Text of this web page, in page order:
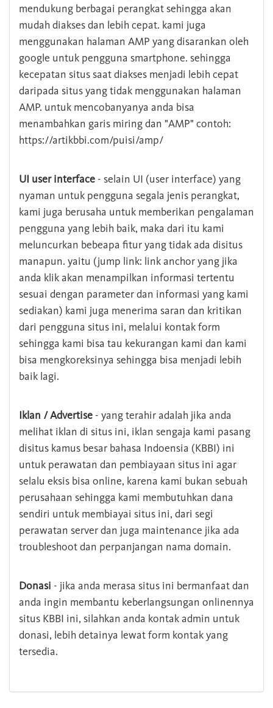
mendukung berbagai perangkat sehingga akan
mudah diakses dan lebih cepat. kami juga
menggunakan halaman AMP yang disarankan oleh
google untuk pengguna smartphone. sehingga
kecepatan situs saat diakses menjadi lebih cepat
daripada situs yang tidak menggunakan halaman
AMP. untuk mencobanyanya anda bisa
menambahkan garis miring dan "AMP" contoh:
https://artikbbi.com/puisi/amp/
UI user interface - selain UI (user interface) yang
nyaman untuk pengguna segala jenis perangkat,
kami juga berusaha untuk memberikan pengalaman
pengguna yang lebih baik, maka dari itu kami
meluncurkan bebeapa fitur yang tidak ada disitus
manapun. yaitu (jump link: link anchor yang jika
anda klik akan menampilkan informasi tertentu
sesuai dengan parameter dan informasi yang kami
sediakan) kami juga menerima saran dan kritikan
dari pengguna situs ini, melalui kontak form
sehingga kami bisa tau kekurangan kami dan kami
bisa mengkoreksinya sehingga bisa menjadi lebih
baik lagi.
Iklan / Advertise - yang terahir adalah jika anda
melihat iklan di situs ini, iklan sengaja kami pasang
disitus kamus besar bahasa Indoensia (KBBI) ini
untuk perawatan dan pembiayaan situs ini agar
selalu eksis bisa online, karena kami bukan sebuah
perusahaan sehingga kami membutuhkan dana
sendiri untuk membiayai situs ini, dari segi
perawatan server dan juga maintenance jika ada
troubleshoot dan perpanjangan nama domain.
Donasi - jika anda merasa situs ini bermanfaat dan
anda ingin membantu keberlangsungan onlinennya
situs KBBI ini, silahkan anda kontak admin untuk
donasi, lebih detainya lewat form kontak yang
tersedia.